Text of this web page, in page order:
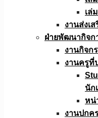
เล่
งานส่งเ
ฝ่ายพัฒนากิจก
งานกิจก
งานครูที่
นัก
หน่
งานปกค